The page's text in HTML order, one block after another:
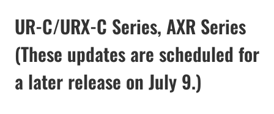
UR-C/URX-C Series, AXR Series
(These updates are scheduled for
a later release on July 9.)